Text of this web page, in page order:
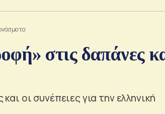
στις δαπάνες
οι συνέπειες για την ελληνική